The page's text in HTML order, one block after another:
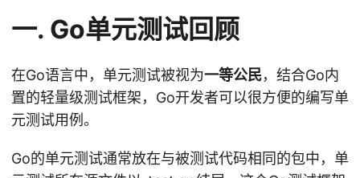
一. Go单元测试回顾
在Go语言中，单元测试被视为一等公民，结合Go内
置的轻量级测试框架，Go开发者可以很方便的编写单
元测试用例。
Go的单元测试通常放在与被测试代码相同的包中，单